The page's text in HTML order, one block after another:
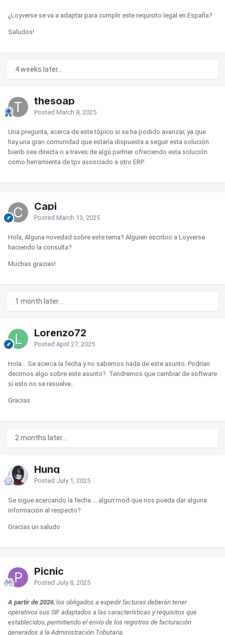
¿Loyverse se va a adaptar para cumplir este requisito legal en España?
Saludos!
4 weeks later...
thesoap
Posted March 8, 2025
Una pregunta, acerca de este tópico si se ha podido avanzar, ya que
hay una gran comunidad que estaría dispuesta a seguir esta solución
bienb sea directa o a traves de algú partner ofreciendo esta solución
como herramienta de tpv asosciado a otro ERP
Capi
Posted March 13, 2025
Hola, Alguna novedad sobre este tema? Alguien escribio a Loyverse
haciendo la consulta?
Muchas gracias!
1 month later...
Lorenzo72
Posted April 27, 2025
Hola... Se acerca la fecha y no sabemos nada de este asunto. Podrían
decirnos algo sobre este asunto?. Tendremos que cambiar de software
si esto no se resuelve..
Gracias
2 months later...
Hung
Posted July 1, 2025
Se sigue acercando la fecha ... algun mod que nos pueda dar alguna
información al respecto?
Gracias un saludo
Picnic
Posted July 8, 2025
A partir de 2026, los obligados a expedir facturas deberán tener
operativos sus SIF adaptados a las características y requisitos que
establecidos, permitiendo el envío de los registros de facturación
generados a la Administración Tributaria.